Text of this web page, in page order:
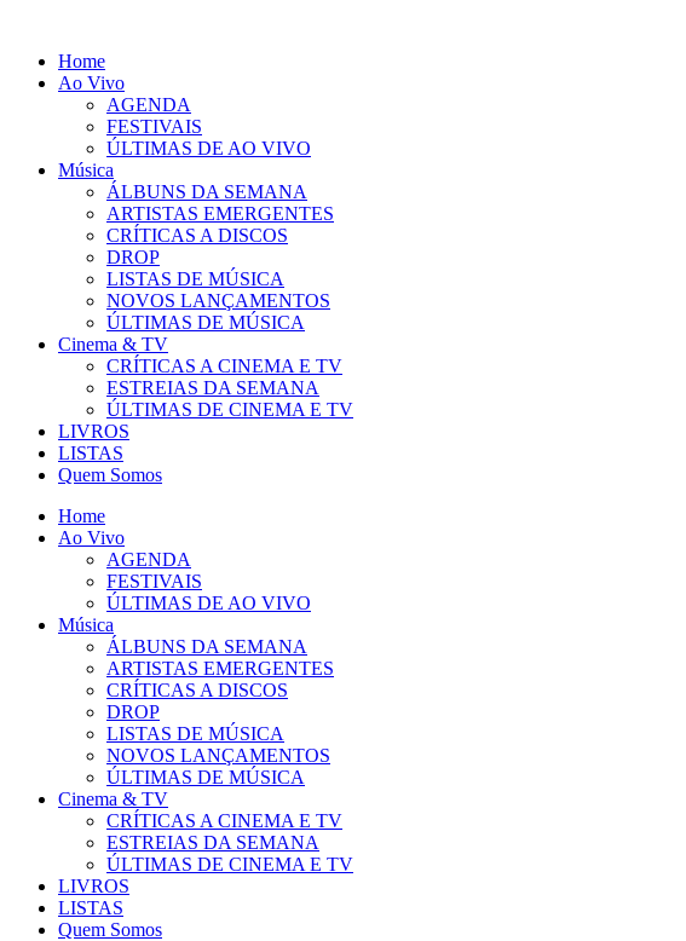
conteúdo
Home
Ao Vivo
AGENDA
FESTIVAIS
ÚLTIMAS DE AO VIVO
Música
ÁLBUNS DA SEMANA
ARTISTAS EMERGENTES
CRÍTICAS A DISCOS
DROP
LISTAS DE MÚSICA
NOVOS LANÇAMENTOS
ÚLTIMAS DE MÚSICA
Cinema & TV
CRÍTICAS A CINEMA E TV
ESTREIAS DA SEMANA
ÚLTIMAS DE CINEMA E TV
LIVROS
LISTAS
Quem Somos
Home
Ao Vivo
AGENDA
FESTIVAIS
ÚLTIMAS DE AO VIVO
Música
ÁLBUNS DA SEMANA
ARTISTAS EMERGENTES
CRÍTICAS A DISCOS
DROP
LISTAS DE MÚSICA
NOVOS LANÇAMENTOS
ÚLTIMAS DE MÚSICA
Cinema & TV
CRÍTICAS A CINEMA E TV
ESTREIAS DA SEMANA
ÚLTIMAS DE CINEMA E TV
LIVROS
LISTAS
Quem Somos